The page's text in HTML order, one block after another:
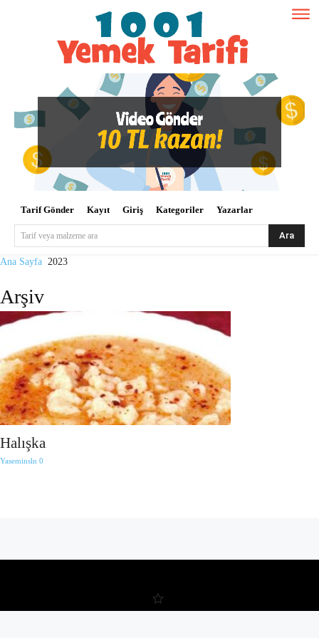
Tarif Gönder Kayıt Giriş Kategoriler Yazarlar
Tarif veya malzeme ara Ara
Ana Sayfa 2023
Arşiv
Halışka
Yaseminsln 0